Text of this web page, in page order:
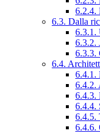
6.2.4.
6.3. Dalla
6.3.1.
6.3.2.
6.3.3.
6.4.
6.4.1.
6.4.2.
6.4.3.
6.4.4.
6.4.5.
6.4.6.